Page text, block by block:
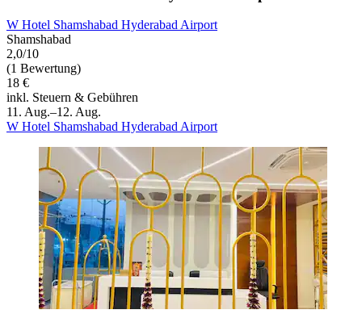
W Hotel Shamshabad Hyderabad Airport
Shamshabad
2,0/10
(1 Bewertung)
18 €
inkl. Steuern & Gebühren
11. Aug.–12. Aug.
W Hotel Shamshabad Hyderabad Airport